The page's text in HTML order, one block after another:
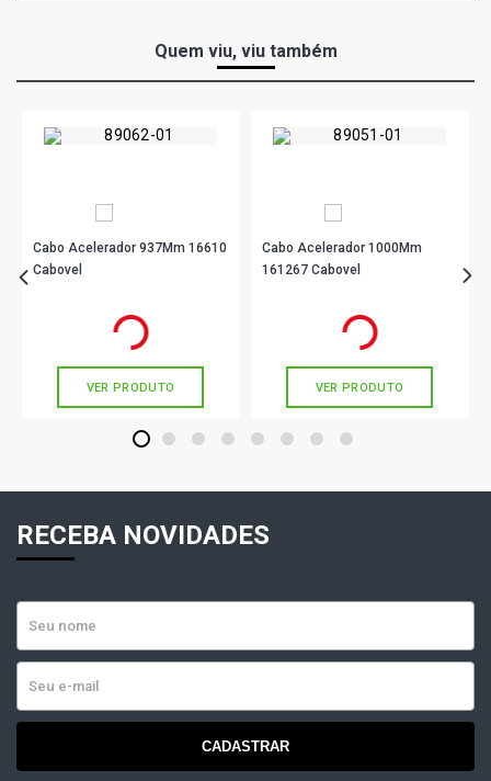
Quem viu, viu também
Cabo Acelerador 937Mm 16610
Cabovel
em até 1x de
VER PRODUTO
Cabo Acelerador 1000Mm
161267 Cabovel
em até 1x de
VER PRODUTO
1 2 3 4 5 6 7 8
RECEBA NOVIDADES
CADASTRAR